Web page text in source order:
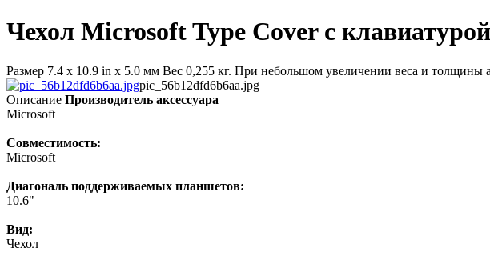
Чехол Microsoft Type Cover c
Размер 7.4 x 10.9 in x 5.0 мм Вес 0,255 кг. При небольшом увеличении веса и толщины
pic_56b12dfd6b6aa.jpg
Описание Производитель аксессуара
Microsoft
Совместимость:
Microsoft
Диагональ поддерживаемых планшетов:
10.6"
Вид:
Чехол